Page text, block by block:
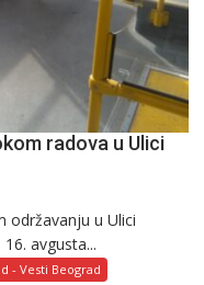
radova u Ulici
održavanju u Ulici
avgusta...
- Vesti Beograd